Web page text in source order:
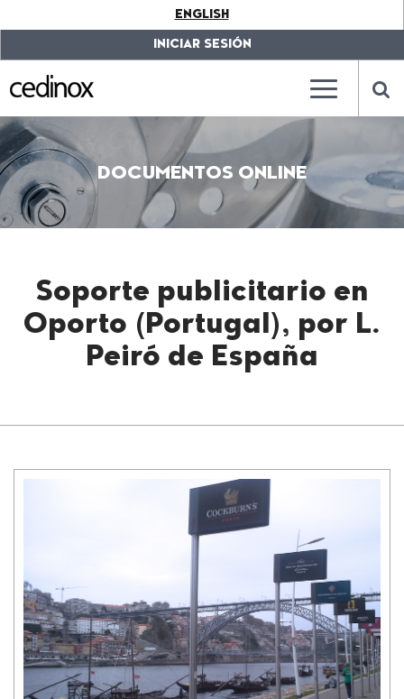
label.access.jump.content???
???
label.access.jump.header???
label.access.jump.footer???
???
label.access.jump.menu???
ENGLISH
INICIAR SESIÓN
???
???
DOCUMENTOS ONLINE
Soporte publicitario en
Oporto (Portugal), por L.
Peiró de España